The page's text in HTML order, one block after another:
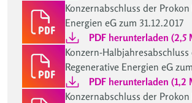
Konzernabschluss der Prokon
Energien eG zum 31.12.2017
PDF herunterladen (2,5
Konzern-
Regenerative Energien eG
PDF herunterladen (1,2
Konzernabschluss der Prokon